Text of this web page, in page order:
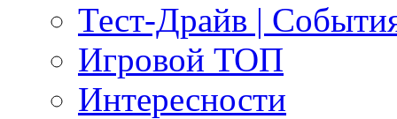
Тест-Драйв |
Игровой ТОП
Интересности